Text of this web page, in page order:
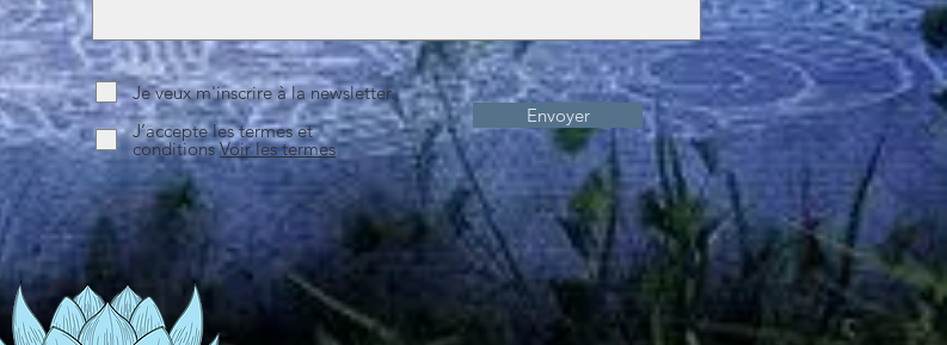
Je veux m'inscrire à la newsletter.
J’accepte les termes et
conditions Voir les termes
Envoyer